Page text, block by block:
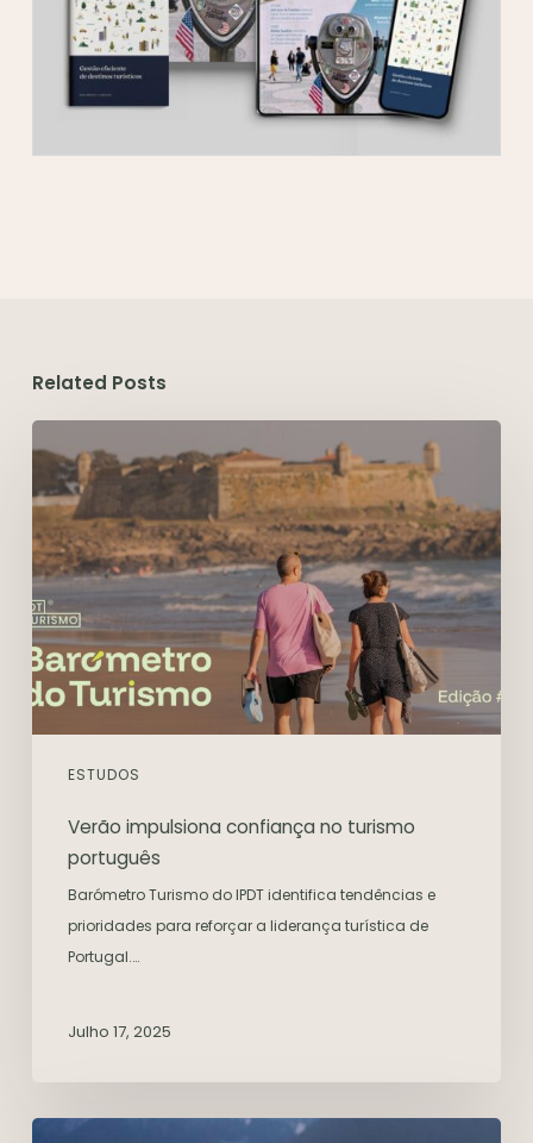
Related Posts
ESTUDOS
Verão impulsiona confiança no turismo
português
Barómetro Turismo do IPDT identifica tendências e
prioridades para reforçar a liderança turística de
Portugal.…
Julho 17, 2025